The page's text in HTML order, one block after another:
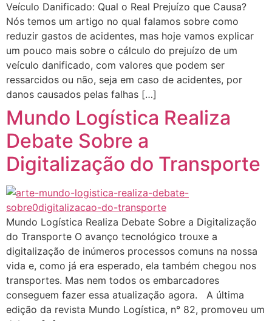
Veículo Danificado: Qual o Real Prejuízo que Causa?
Nós temos um artigo no qual falamos sobre como
reduzir gastos de acidentes, mas hoje vamos explicar
um pouco mais sobre o cálculo do prejuízo de um
veículo danificado, com valores que podem ser
ressarcidos ou não, seja em caso de acidentes, por
danos causados pelas falhas […]
Mundo Logística Realiza
Debate Sobre a
Digitalização do Transporte
Mundo Logística Realiza Debate Sobre a Digitalização
do Transporte O avanço tecnológico trouxe a
digitalização de inúmeros processos comuns na nossa
vida e, como já era esperado, ela também chegou nos
transportes. Mas nem todos os embarcadores
conseguem fazer essa atualização agora. A última
edição da revista Mundo Logística, n° 82, promoveu um